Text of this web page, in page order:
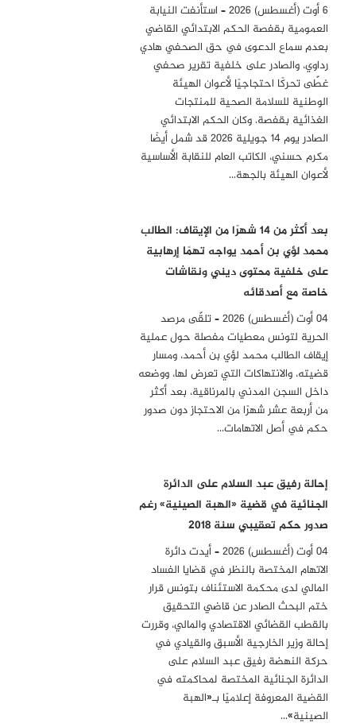
6 أوت (أغسطس) 2026 – استأنفت النيابة
العمومية بقفصة الحكم الابتدائي القاضي
بعدم سماع الدعوى في حق الصحفي هادي
رداوي، والصادر على خلفية تقرير صحفي
غطّى تحركًا احتجاجيًا لأعوان الهيئة
الوطنية للسلامة الصحية للمنتجات
الغذائية بقفصة. وكان الحكم الابتدائي
الصادر يوم 14 جويلية 2026 قد شمل أيضًا
مكرم حسني، الكاتب العام للنقابة الأساسية
لأعوان الهيئة بالجهة…
بعد أكثر من 14 شهرًا من الإيقاف: الطالب
محمد لؤي بن أحمد يواجه تهمًا إرهابية
على خلفية محتوى ديني ونقاشات
خاصة مع أصدقائه
04 أوت (أغسطس) 2026 – تلقّى مرصد
الحرية لتونس معطيات مفصلة حول عملية
إيقاف الطالب محمد لؤي بن أحمد، ومسار
قضيته، والانتهاكات التي تعرض لها، ووضعه
داخل السجن المدني بالمرناقية، بعد أكثر
من أربعة عشر شهرًا من الاحتجاز دون صدور
حكم في أصل الاتهامات…
إحالة رفيق عبد السلام على الدائرة
الجنائية في قضية «الهبة الصينية» رغم
صدور حكم تعقيبي سنة 2018
04 أوت (أغسطس) 2026 – أيدت دائرة
الاتهام المختصة بالنظر في قضايا الفساد
المالي لدى محكمة الاستئناف بتونس قرار
ختم البحث الصادر عن قاضي التحقيق
بالقطب القضائي الاقتصادي والمالي، وقررت
إحالة وزير الخارجية الأسبق والقيادي في
حركة النهضة رفيق عبد السلام على
الدائرة الجنائية المختصة لمحاكمته في
القضية المعروفة إعلاميًا بـ«الهبة
الصينية»…